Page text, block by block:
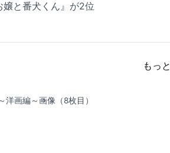
嬢と番犬くん』が2位
もっ
洋画編～画像（8枚目）